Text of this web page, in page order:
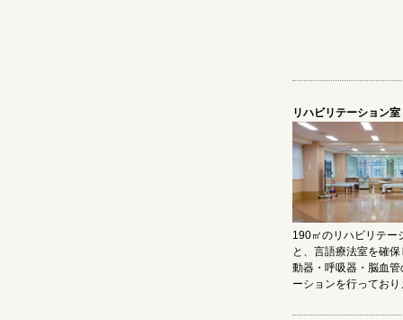
リハビリテーション室
190㎡のリハビリテー
と、言語療法室を確
動器・呼吸器・脳血
ーションを行っており